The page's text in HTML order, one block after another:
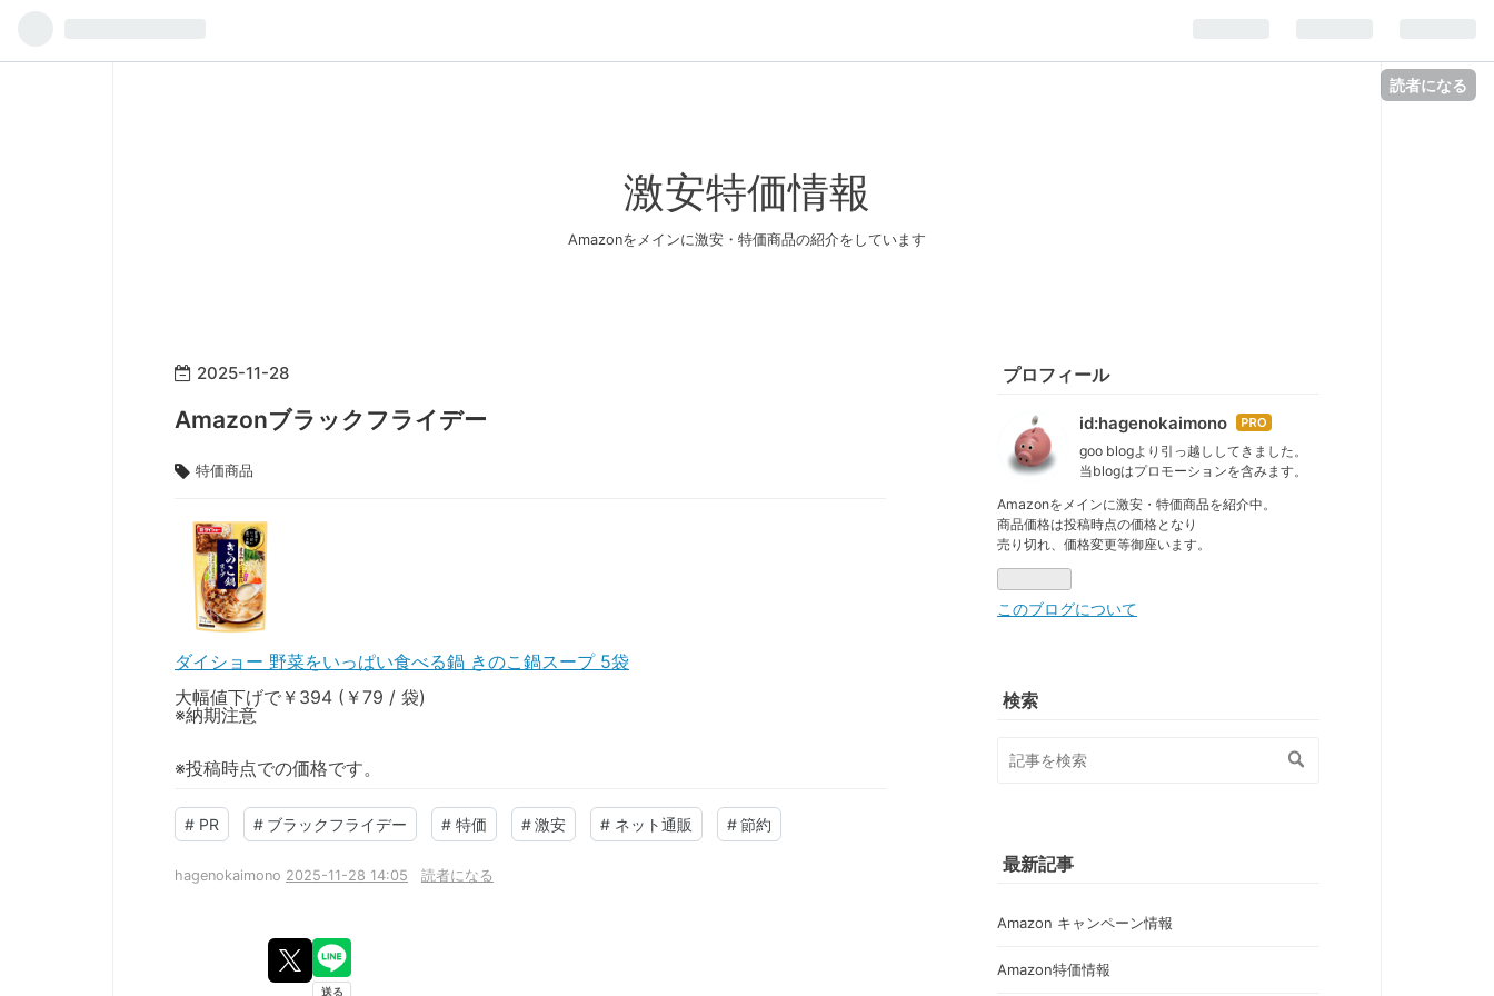
読者になる
激安特価情報
Amazonをメインに激安・特価商品の紹介をしています
2025-11-28
Amazonブラックフライデー
特価商品
ダイショー 野菜をいっぱい食べる鍋 きのこ鍋スープ 5袋
大幅値下げで￥394 (￥79 / 袋)
※納期注意
※投稿時点での価格です。
# PR # ブラックフライデー # 特価 # 激安 # ネット通販 # 節約
hagenokaimono 2025-11-28 14:05 読者になる
プロフィール
id:hagenokaimono はて
なブ
ログ
Pro
goo blogより引っ越ししてきました。
当blogはプロモーションを含みます。
Amazonをメインに激安・特価商品を紹介中。
商品価格は投稿時点の価格となり
売り切れ、価格変更等御座います。
このブログについて
検索
最新記事
Amazon キャンペーン情報
Amazon特価情報